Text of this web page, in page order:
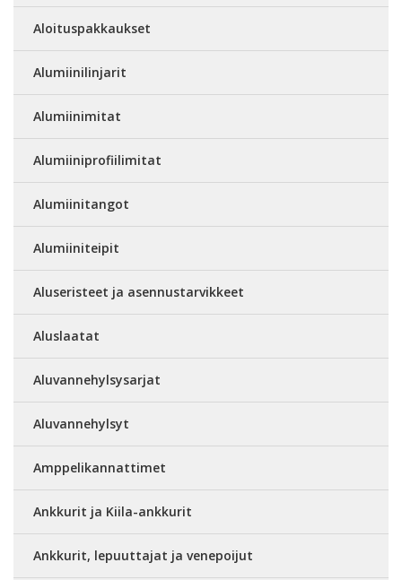
Aloituspakkaukset
Alumiinilinjarit
Alumiinimitat
Alumiiniprofiilimitat
Alumiinitangot
Alumiiniteipit
Aluseristeet ja asennustarvikkeet
Aluslaatat
Aluvannehylsysarjat
Aluvannehylsyt
Amppelikannattimet
Ankkurit ja Kiila-ankkurit
Ankkurit, lepuuttajat ja venepoijut